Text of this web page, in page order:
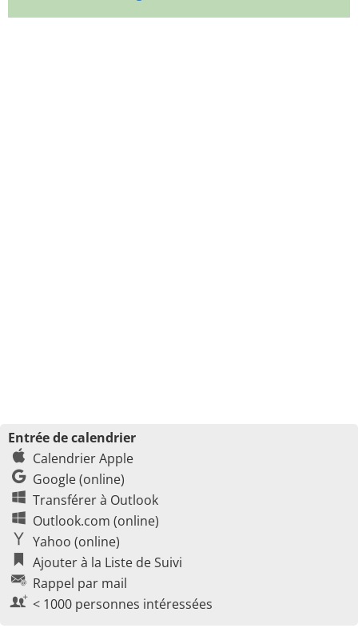
Entrée de calendrier
Calendrier Apple
Google (online)
Transférer à Outlook
Outlook.com (online)
Yahoo (online)
Ajouter à la Liste de Suivi
Rappel par mail
< 1000 personnes intéressées